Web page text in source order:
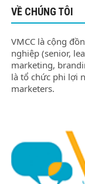
VỀ CHÚNG TÔI
VMCC là cộng
nghiệp (senior,
marketing,
là tổ chức phi lợi
marketers.